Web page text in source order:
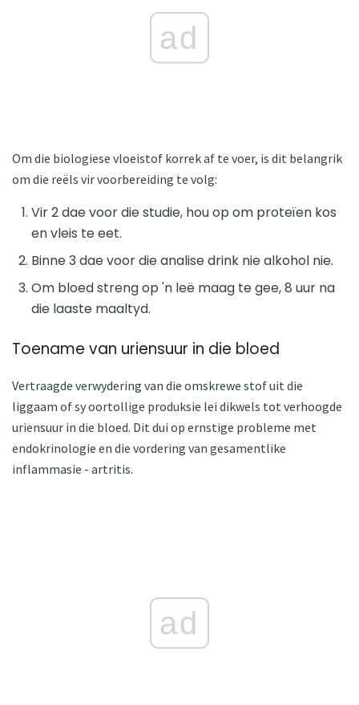
ad
Om die biologiese vloeistof korrek af te voer, is dit belangrik
om die reëls vir voorbereiding te volg:
Vir 2 dae voor die studie, hou op om proteïen kos
en vleis te eet.
Binne 3 dae voor die analise drink nie alkohol nie.
Om bloed streng op 'n leë maag te gee, 8 uur na
die laaste maaltyd.
Toename van uriensuur in die bloed
Vertraagde verwydering van die omskrewe stof uit die
liggaam of sy oortollige produksie lei dikwels tot verhoogde
uriensuur in die bloed. Dit dui op ernstige probleme met
endokrinologie en die vordering van gesamentlike
inflammasie - artritis.
ad